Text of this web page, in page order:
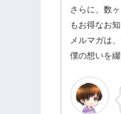
さらに、数
もお得なお
メルマガは、
僕の想いを